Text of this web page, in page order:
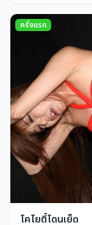
ครั่งแรก
โคโยตี้โดนเย็ด